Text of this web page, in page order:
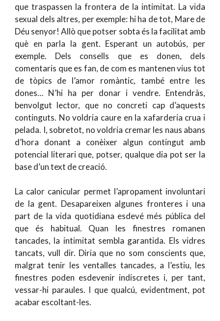
que traspassen la frontera de la intimitat. La vida
sexual dels altres, per exemple: hi ha de tot, Mare de
Déu senyor! Allò que potser sobta és la facilitat amb
què en parla la gent. Esperant un autobús, per
exemple. Dels consells que es donen, dels
comentaris que es fan, de com es mantenen vius tot
de tòpics de l’amor romàntic, també entre les
dones… N’hi ha per donar i vendre. Entendràs,
benvolgut lector, que no concreti cap d’aquests
continguts. No voldria caure en la xafarderia crua i
pelada. I, sobretot, no voldria cremar les naus abans
d’hora donant a conèixer algun contingut amb
potencial literari que, potser, qualque dia pot ser la
base d’un text de creació.
La calor canicular permet l’apropament involuntari
de la gent. Desapareixen algunes fronteres i una
part de la vida quotidiana esdevé més pública del
que és habitual. Quan les finestres romanen
tancades, la intimitat sembla garantida. Els vidres
tancats, vull dir. Diria que no som conscients que,
malgrat tenir les ventalles tancades, a l’estiu, les
finestres poden esdevenir indiscretes i, per tant,
vessar-hi paraules. I que qualcú, evidentment, pot
acabar escoltant-les.